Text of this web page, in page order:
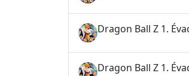
Dragon Ball Z 1.
Dragon Ball Z 1.